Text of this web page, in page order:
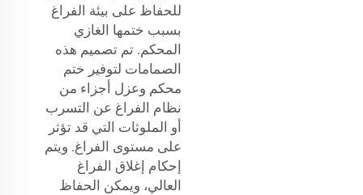
للحفاظ على بيئة الفراغ
بسبب ختمها الغازي
المحكم. تم تصميم هذه
الصمامات لتوفير ختم
محكم وعزل أجزاء من
نظام الفراغ عن التسرب
أو الملوثات التي قد تؤثر
على مستوى الفراغ. ويتم
إحكام إغلاق الفراغ
العالي، ويمكن الحفاظ